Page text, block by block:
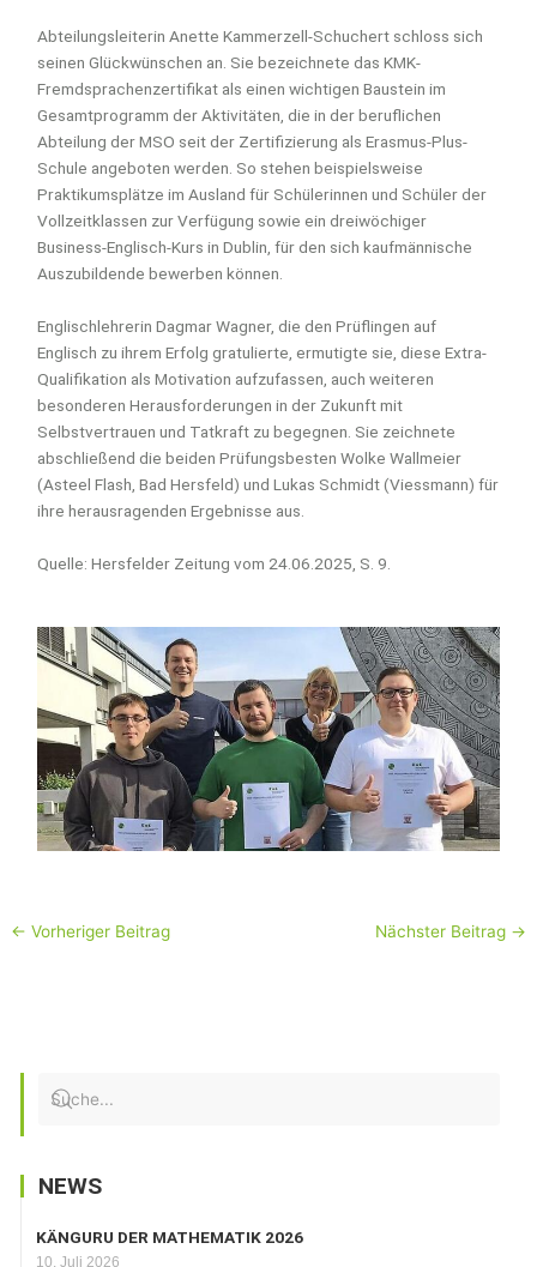
Abteilungsleiterin Anette Kammerzell-Schuchert schloss sich
seinen Glückwünschen an. Sie bezeichnete das KMK-
Fremdsprachenzertifikat als einen wichtigen Baustein im
Gesamtprogramm der Aktivitäten, die in der beruflichen
Abteilung der MSO seit der Zertifizierung als Erasmus-Plus-
Schule angeboten werden. So stehen beispielsweise
Praktikumsplätze im Ausland für Schülerinnen und Schüler der
Vollzeitklassen zur Verfügung sowie ein dreiwöchiger
Business-Englisch-Kurs in Dublin, für den sich kaufmännische
Auszubildende bewerben können.
Englischlehrerin Dagmar Wagner, die den Prüflingen auf
Englisch zu ihrem Erfolg gratulierte, ermutigte sie, diese Extra-
Qualifikation als Motivation aufzufassen, auch weiteren
besonderen Herausforderungen in der Zukunft mit
Selbstvertrauen und Tatkraft zu begegnen. Sie zeichnete
abschließend die beiden Prüfungsbesten Wolke Wallmeier
(Asteel Flash, Bad Hersfeld) und Lukas Schmidt (Viessmann) für
ihre herausragenden Ergebnisse aus.
Quelle: Hersfelder Zeitung vom 24.06.2025, S. 9.
← Vorheriger Beitrag Nächster Beitrag →
NEWS
KÄNGURU DER MATHEMATIK 2026
10. Juli 2026